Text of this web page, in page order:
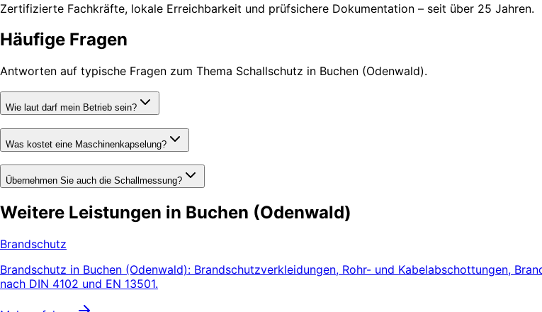
Zertifizierte Fachkräfte, lokale Erreichbarkeit und prüfsichere Dokumentation – seit über 25 Jahren.
Häufige Fragen
Antworten auf typische Fragen zum Thema Schallschutz in Buchen (Odenwald).
Wie laut darf mein Betrieb sein?
Was kostet eine Maschinenkapselung?
Übernehmen Sie auch die Schallmessung?
Weitere Leistungen in Buchen (Odenwald)
Brandschutz
Brandschutz in Buchen (Odenwald): Brandschutzverkleidungen, Rohr- und Kabelabschottungen,
nach DIN 4102 und EN 13501.